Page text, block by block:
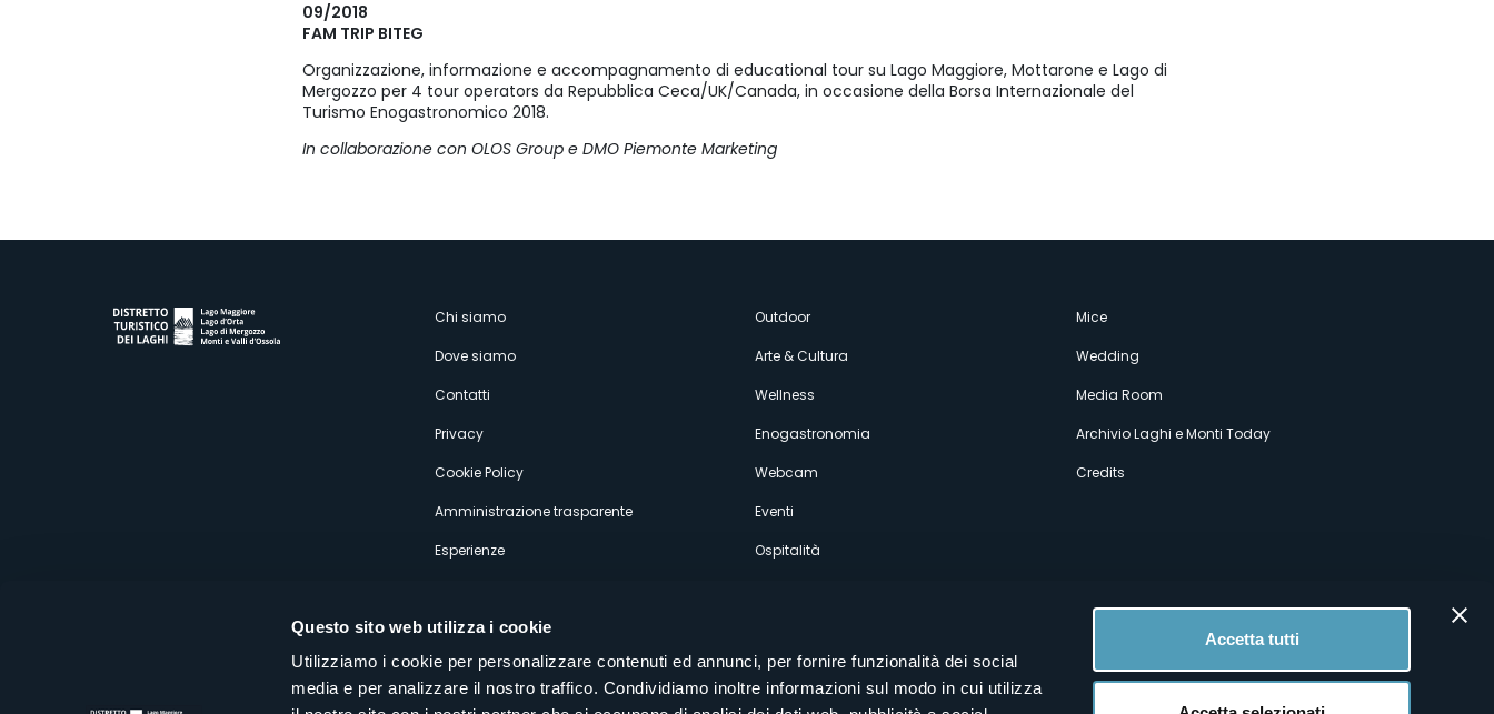
Questo sito web utilizza i cookie
Utilizziamo i cookie per personalizzare contenuti ed annunci, per fornire funzionalità dei social
media e per analizzare il nostro traffico. Condividiamo inoltre informazioni sul modo in cui utilizza
Accetta tutti
09/2018
FAM TRIP BITEG
Organizzazione, informazione e accompagnamento di educational tour su Lago Maggiore, Mottarone e Lago di
Mergozzo per 4 tour operators da Repubblica Ceca/UK/Canada, in occasione della Borsa Internazionale del
Turismo Enogastronomico 2018.
In collaborazione con OLOS Group e DMO Piemonte Marketing
Menù
secondario
Chi siamo
Dove siamo
Contatti
Privacy
Cookie Policy
Amministrazione trasparente
Esperienze
Outdoor
Arte & Cultura
Wellness
Enogastronomia
Webcam
Eventi
Ospitalità
Mice
Wedding
Media Room
Archivio Laghi e Monti Today
Credits
Distretto Turistico dei Laghi Scrl
Seguici sui nostri canali social